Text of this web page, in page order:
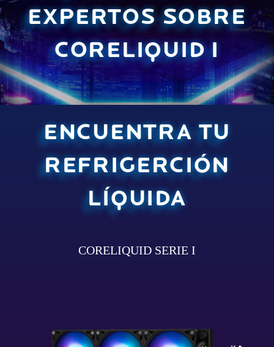
EXPERTOS SOBRE
CORELIQUID I
ENCUENTRA TU
REFRIGERCIÓN
LÍQUIDA
CORELIQUID SERIE I